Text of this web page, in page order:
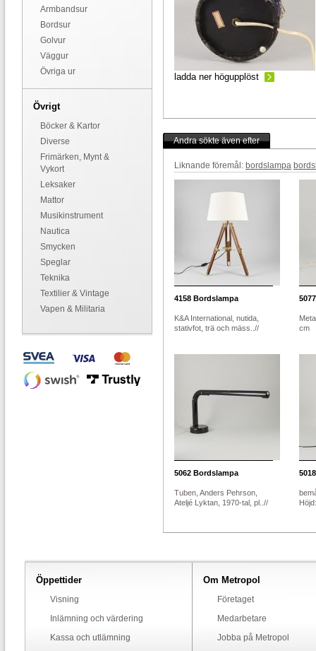
Armbandsur
Bordsur
Golvur
Väggur
Övriga ur
Övrigt
Böcker & Kartor
Diverse
Frimärken, Mynt &
Vykort
Leksaker
Mattor
Musikinstrument
Nautica
Smycken
Speglar
Teknika
Textilier & Vintage
Vapen & Militaria
ladda ner högupplöst
Andra sökte även efter
Liknande föremål: bordslampa
4158 Bordslampa
K&A International, nutida,
stativfot, trä och mäss..//
5077
cm
5062 Bordslampa
Tuben, Anders Pehrson,
Ateljé Lyktan, 1970-tal, pl..//
5018
Öppettider
Visning
Inlämning och värdering
Kassa och utlämning
Om Metropol
Företaget
Medarbetare
Jobba på Metropol